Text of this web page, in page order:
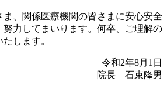
、関係医療機関の皆さまに安心安全
努力してまいります。何卒、ご理解の
します。
令和2年8月1日
院長 石束隆男